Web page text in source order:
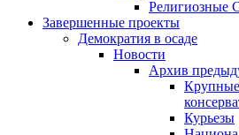
Религиозные
Завершенные проекты
Демократия в осаде
Новости
Архив
Курьезы